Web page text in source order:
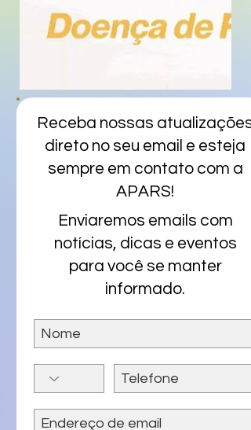
Receba nossas atualizações
direto no seu email e esteja
sempre em contato com a
APARS!
Enviaremos emails com
notícias, dicas e eventos
para você se manter
informado.